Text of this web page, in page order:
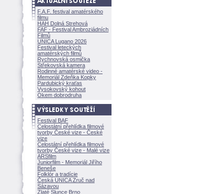
F.A.F. festival amatérského
filmu
HAH Dolná Strehov
FAF - Festival Ambroziádních
Filmů
UNICA Lugano 2026
Festival leteckých
amatérských filmů
Rychnovská osmička
Střekovská kamera
Rodinné amatérské video -
Memoriál Zdeňka Kopky
Pardubický kraťas
Vysokovský kohout
Okem dobrodruha
Festival BAF
Celostátní přehlídka filmové
tvorby České vize - České
vize
Celostátní přehlídka filmové
tvorby České vize - Malé vize
ARSfilm
Juniorfilm - Memoriál Jiřího
Beneše
Folklór a tradície
Česká UNICA Zruč nad
Sázavou
Zlaté Slunce Brno